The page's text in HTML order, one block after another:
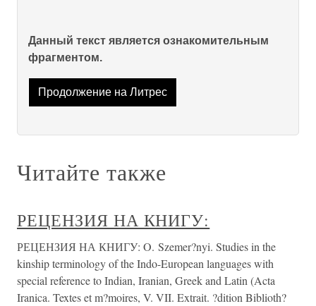
Данный текст является ознакомительным
фрагментом.
Продолжение на Литрес
Читайте также
РЕЦЕНЗИЯ НА КНИГУ:
РЕЦЕНЗИЯ НА КНИГУ: O. Szemer?nyi. Studies in the
kinship terminology of the Indo-European languages with
special reference to Indian, Iranian, Greek and Latin (Acta
Iranica. Textes et m?moires, V. VII. Extrait. ?dition Biblioth?